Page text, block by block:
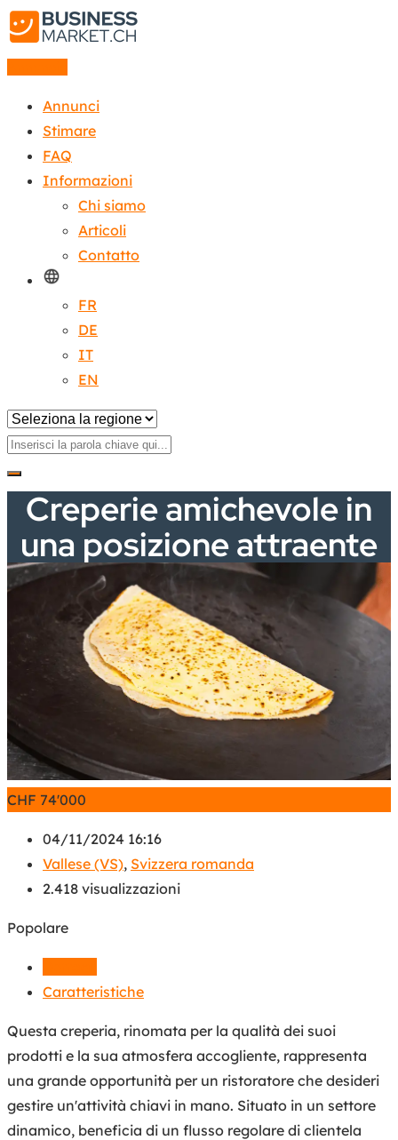
Annunci
Stimare
FAQ
Informazioni
Chi siamo
Articoli
Contatto
FR
DE
IT
EN
Creperie amichevole in
una posizione attraente
CHF 74'000
04/11/2024 16:16
Vallese (VS), Svizzera romanda
2.418 visualizzazioni
Popolare
Caratteristiche
Questa creperia, rinomata per la qualità dei suoi
prodotti e la sua atmosfera accogliente, rappresenta
una grande opportunità per un ristoratore che desideri
gestire un'attività chiavi in mano. Situato in un settore
dinamico, beneficia di un flusso regolare di clientela